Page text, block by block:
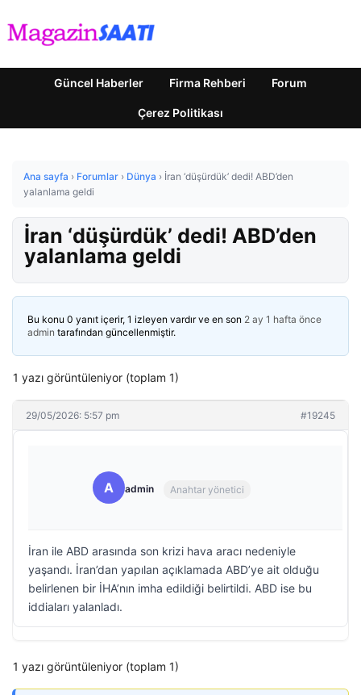
Güncel Haberler Firma Rehberi Forum
Çerez Politikası
Ana sayfa › Forumlar › Dünya › İran ‘düşürdük’ dedi! ABD’den
yalanlama geldi
İran ‘düşürdük’ dedi! ABD’den
yalanlama geldi
Bu konu 0 yanıt içerir, 1 izleyen vardır ve en son 2 ay 1 hafta önce
admin tarafından güncellenmiştir.
1 yazı görüntüleniyor (toplam 1)
29/05/2026: 5:57 pm #19245
A admin Anahtar yönetici
İran ile ABD arasında son krizi hava aracı nedeniyle
yaşandı. İran’dan yapılan açıklamada ABD’ye ait olduğu
belirlenen bir İHA’nın imha edildiği belirtildi. ABD ise bu
iddiaları yalanladı.
1 yazı görüntüleniyor (toplam 1)